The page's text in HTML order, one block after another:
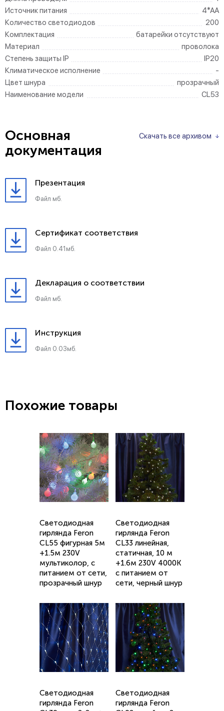
Источник питания
4*AA
Количество светодиодов
200
Комплектация
батарейки отсутствуют
Материал
проволока
Степень защиты IP
IP20
Климатическое исполнение
-
Цвет шнура
прозрачный
Наименование модели
CL53
Скачать все архивом
Основная
документация
Презентация
Файл мб.
Сертификат соответствия
Файл 0.41мб.
Декларация о соответствии
Файл мб.
Инструкция
Файл 0.03мб.
Похожие товары
Светодиодная
гирлянда Feron
CL55 фигурная 5м
+1.5м 230V
мультиколор, c
питанием от сети,
прозрачный шнур
Светодиодная
гирлянда Feron
CL33 линейная,
статичная, 10 м
+1.6м 230V 4000K
c питанием от
сети, черный шнур
Светодиодная
гирлянда Feron
Светодиодная
гирлянда Feron